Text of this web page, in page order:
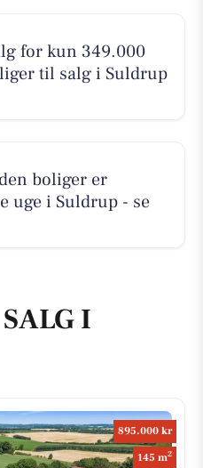
for kun 349.000
til salg i Suldrup
boliger er
uge i Suldrup - se
I
895.000 kr
145 m2